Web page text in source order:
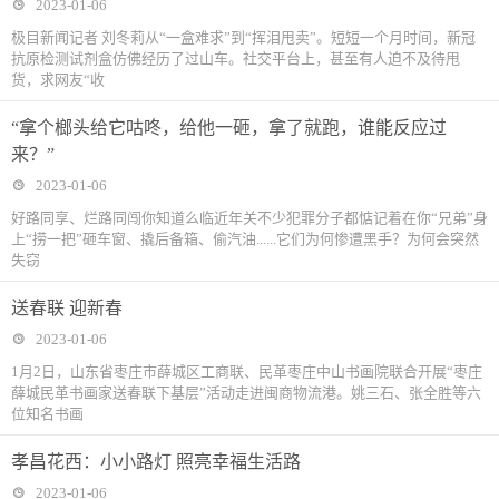
2023-01-06
极目新闻记者 刘冬莉从“一盒难求”到“挥泪甩卖”。短短一个月时间，新冠
抗原检测试剂盒仿佛经历了过山车。社交平台上，甚至有人迫不及待甩
货，求网友“收
“拿个榔头给它咕咚，给他一砸，拿了就跑，谁能反应过
来？”
2023-01-06
好路同享、烂路同闯你知道么临近年关不少犯罪分子都惦记着在你“兄弟”身
上“捞一把”砸车窗、撬后备箱、偷汽油......它们为何惨遭黑手？为何会突然
失窃
送春联 迎新春
2023-01-06
1月2日，山东省枣庄市薛城区工商联、民革枣庄中山书画院联合开展“枣庄
薛城民革书画家送春联下基层”活动走进闽商物流港。姚三石、张全胜等六
位知名书画
孝昌花西：小小路灯 照亮幸福生活路
2023-01-06